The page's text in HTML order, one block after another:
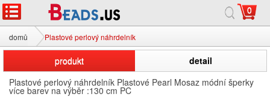
0
domů Plastové perlový náhrdelník
produkt
detail
Plastové perlový náhrdelník Plastové Pearl Mosaz módní šperky
více barev na výběr :130 cm PC